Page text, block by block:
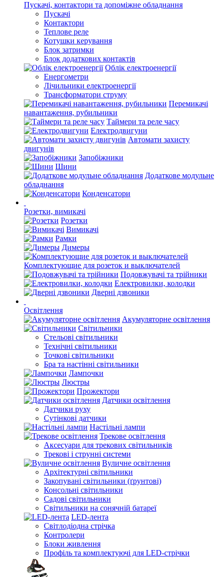
Пускачі, контактори та допоміжне обладнання
Пускачі
Контактори
Теплове реле
Котушки керування
Блок затримки
Блок додаткових контактів
Облік електроенергії
Енергометри
Лічильники електроенергії
Трансформатори струму
Перемикачі
навантаження, рубильники
Таймери та реле часу
Електродвигуни
Автомати захисту
двигунів
Запобіжники
Шини
Додаткове модульне
обладнання
Конденсатори
Розетки, вимикачі
Розетки
Вимикачі
Рамки
Димеры
Комплектующие для розеток и выключателей
Подовжувачі та трійники
Електровилки, колодки
Дверні дзвоники
Освітлення
Акумуляторне освітлення
Світильники
Стельові світильники
Технічні світильники
Точкові світильники
Бра та настінні світильники
Лампочки
Люстры
Прожектори
Датчики освітлення
Датчики руху
Сутінкові датчики
Настільні лампи
Трекове освітлення
Аксесуари для трекових світильників
Трекові і струнні системи
Вуличне освітлення
Архітектурні світильники
Закопувані світильники (ґрунтові)
Консольні світильники
Садові світильники
Світильники на сонячній батареї
LED-лента
Світлодіодна стрічка
Контролери
Блоки живлення
Профіль та комплектуючі для LED-стрічки